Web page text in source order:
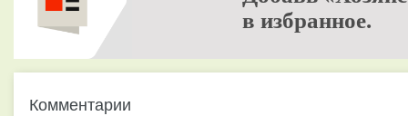
в избранное.
Комментарии